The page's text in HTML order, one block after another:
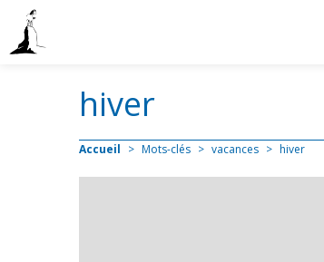
hiver
Accueil > Mots-clés > vacances > hiver